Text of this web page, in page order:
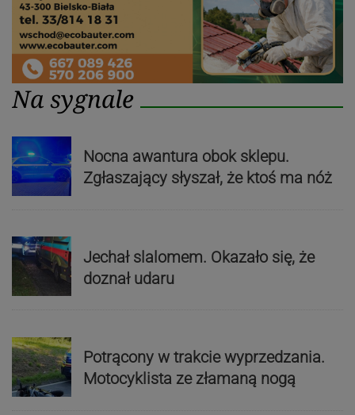
Na sygnale
Nocna awantura obok sklepu.
Zgłaszający słyszał, że ktoś ma nóż
Jechał slalomem. Okazało się, że
doznał udaru
Potrącony w trakcie wyprzedzania.
Motocyklista ze złamaną nogą